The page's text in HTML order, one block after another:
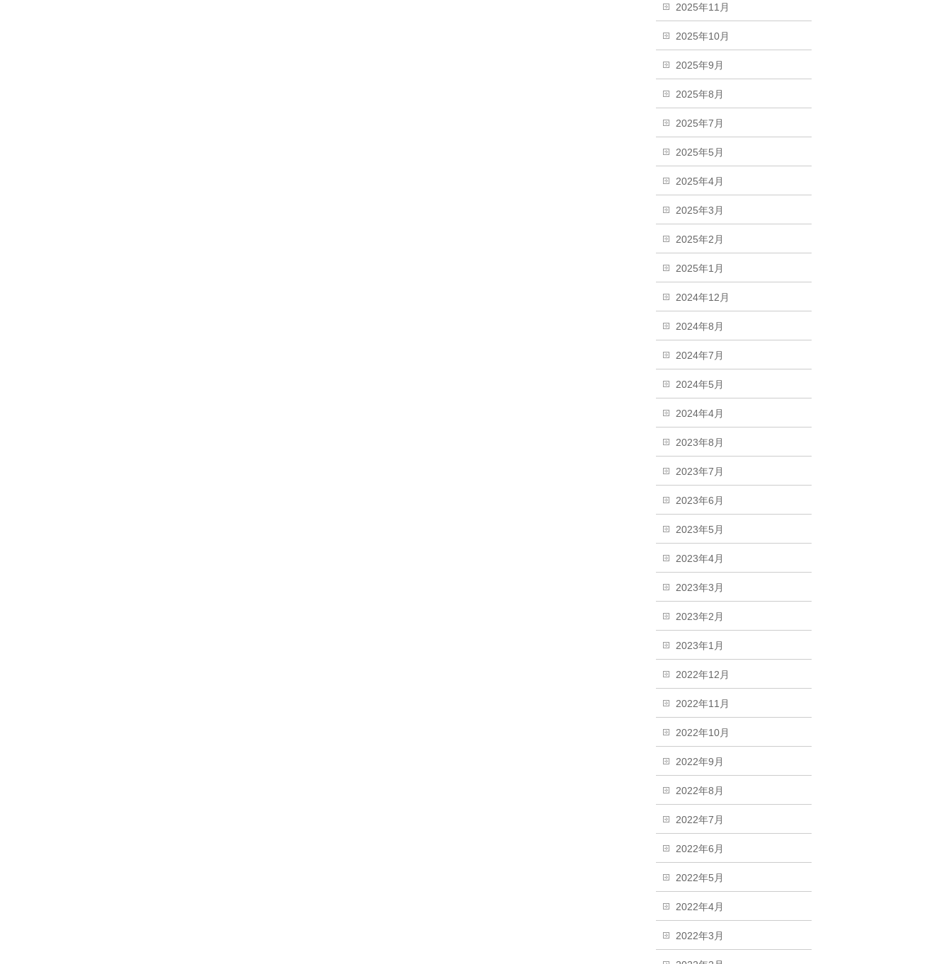
2025年11月
2025年10月
2025年9月
2025年8月
2025年7月
2025年5月
2025年4月
2025年3月
2025年2月
2025年1月
2024年12月
2024年8月
2024年7月
2024年5月
2024年4月
2023年8月
2023年7月
2023年6月
2023年5月
2023年4月
2023年3月
2023年2月
2023年1月
2022年12月
2022年11月
2022年10月
2022年9月
2022年8月
2022年7月
2022年6月
2022年5月
2022年4月
2022年3月